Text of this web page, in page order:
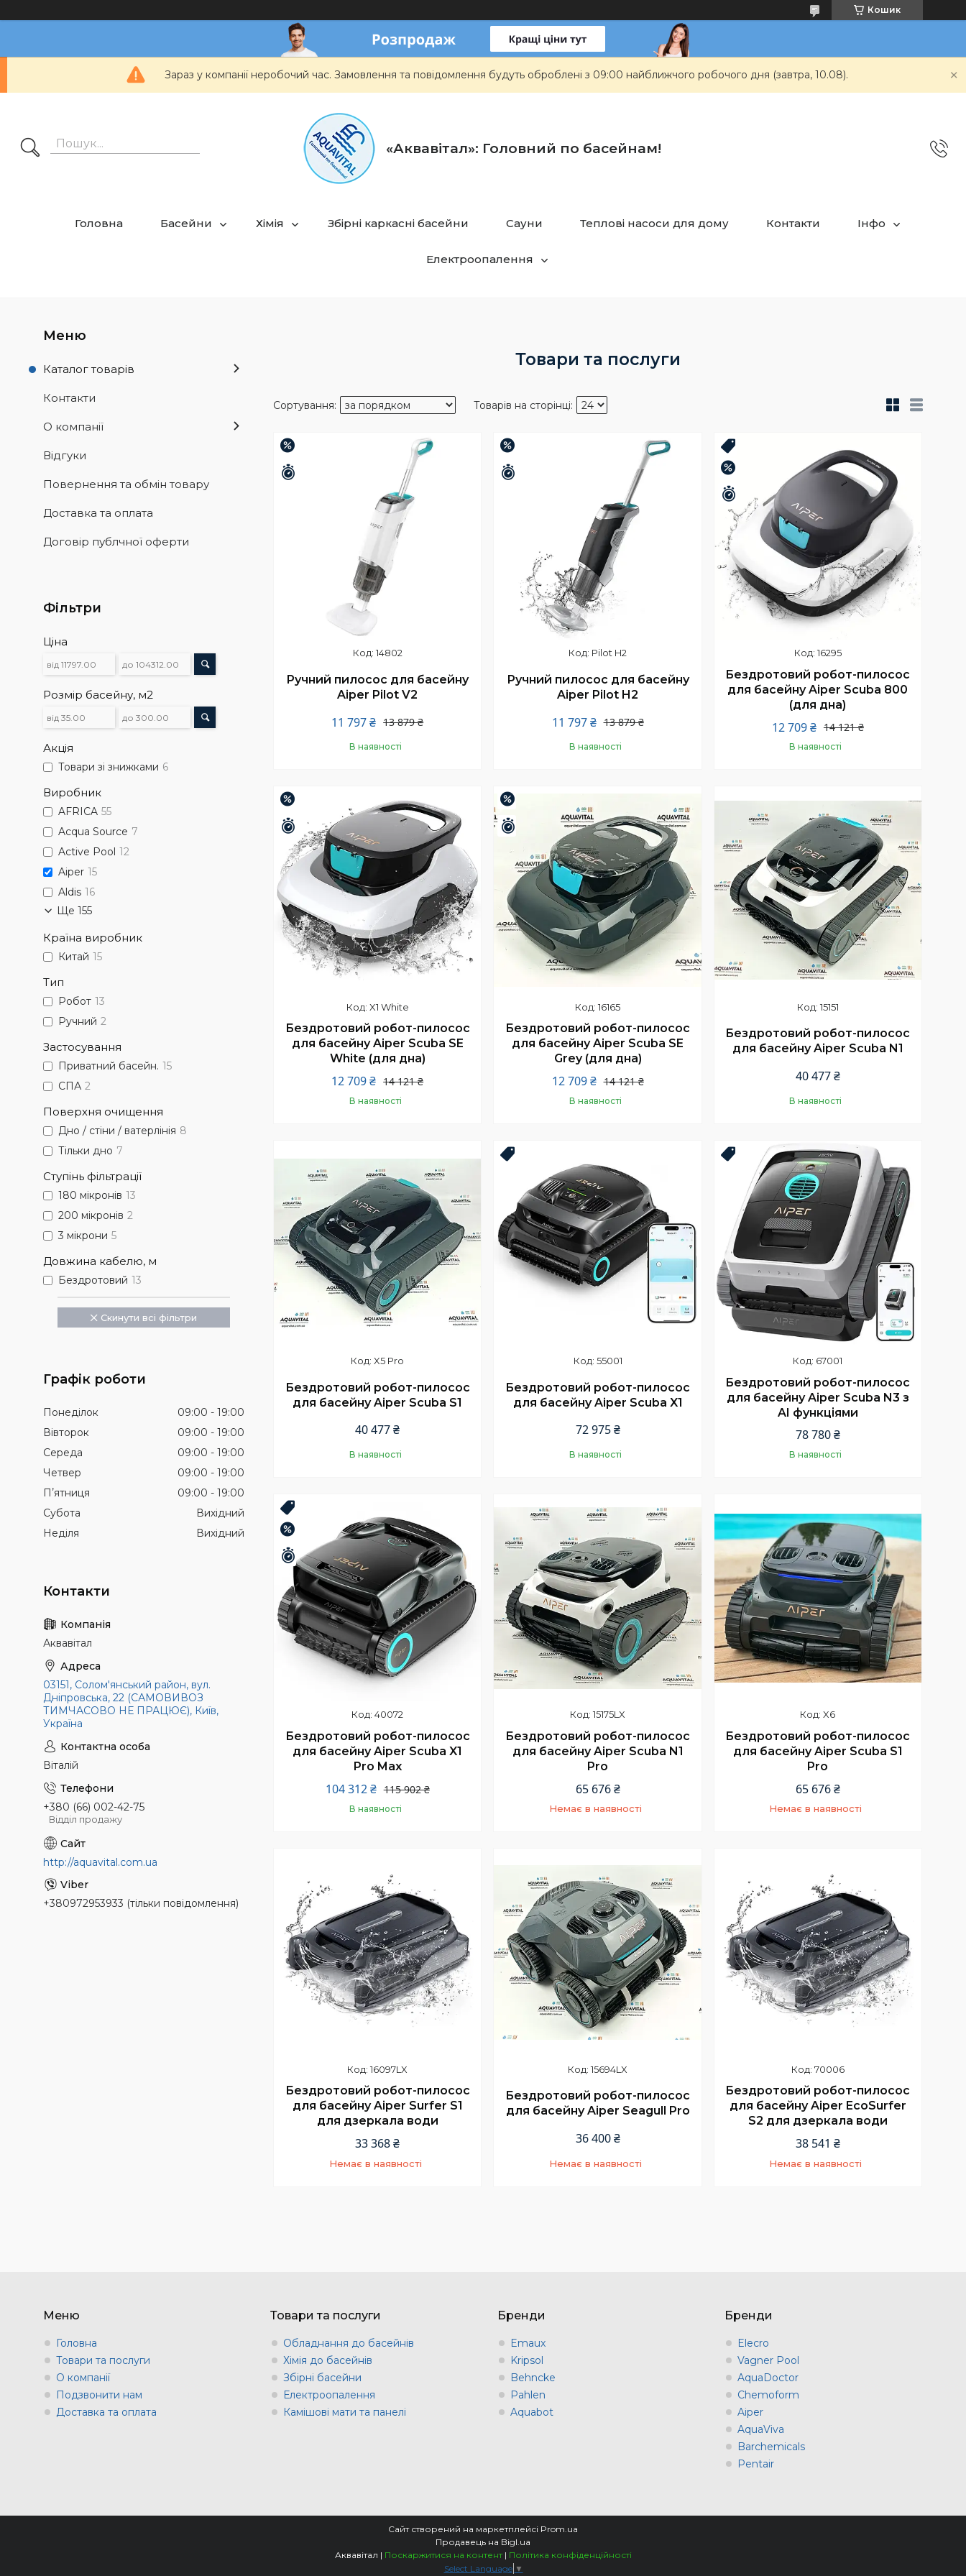
Кошик
Зараз у компанії неробочий час. Замовлення та повідомлення будуть оброблені з 09:00 найближчого робочого дня (завтра, 10.08).
«Аквавітал»: Головний по басейнам!
Головна Басейни Хімія Збірні каркасні басейни Сауни Теплові насоси для дому Контакти Інфо
Електроопалення
Товари та послуги
14802
Ручний пилосос для басейну
Aiper Pilot V2
13 879 ₴
11 797 ₴
В наявності
Pilot H2
Ручний пилосос для басейну
Aiper Pilot H2
13 879 ₴
11 797 ₴
В наявності
Залишилось 23 дні
16295
Бездротовий робот-пилосос
для басейну Aiper Scuba 800
(для дна)
14 121 ₴
12 709 ₴
В наявності
Залишилось 23 дні
X1 White
Бездротовий робот-пилосос
для басейну Aiper Scuba SE
White (для дна)
14 121 ₴
12 709 ₴
В наявності
Залишилось 23 дні
16165
Бездротовий робот-пилосос
для басейну Aiper Scuba SE
Grey (для дна)
14 121 ₴
12 709 ₴
В наявності
15151
Бездротовий робот-пилосос
для басейну Aiper Scuba N1
40 477 ₴
В наявності
X5 Pro
Бездротовий робот-пилосос
для басейну Aiper Scuba S1
40 477 ₴
В наявності
55001
Бездротовий робот-пилосос
для басейну Aiper Scuba X1
72 975 ₴
В наявності
Новинка
67001
Бездротовий робот-пилосос
для басейну Aiper Scuba N3 з
AI функціями
78 780 ₴
В наявності
Залишилось 23 дні
40072
Бездротовий робот-пилосос
для басейну Aiper Scuba X1
Pro Max
115 902 ₴
104 312 ₴
В наявності
15175LX
Бездротовий робот-пилосос
для басейну Aiper Scuba N1
Pro
65 676 ₴
Немає в наявності
X6
Бездротовий робот-пилосос
для басейну Aiper Scuba S1
Pro
65 676 ₴
Немає в наявності
16097LX
Бездротовий робот-пилосос
для басейну Aiper Surfer S1
для дзеркала води
33 368 ₴
Немає в наявності
15694LX
Бездротовий робот-пилосос
для басейну Aiper Seagull Pro
36 400 ₴
Немає в наявності
70006
Бездротовий робот-пилосос
для басейну Aiper EcoSurfer
S2 для дзеркала води
38 541 ₴
Немає в наявності
Каталог товарів
Контакти
О компанії
Відгуки
Повернення та обмін товару
Доставка та оплата
Договір публчної оферти
Фільтри
Ціна
Розмір басейну, м2
Акція
Товари зі знижками 6
Виробник
AFRICA 55
Acqua Source 7
Active Pool 12
Aiper 15
Aldis 16
Ще 155
Країна виробник
Китай 15
Тип
Робот 13
Ручний 2
Застосування
Приватний басейн. 15
СПА 2
Поверхня очищення
Дно / стіни / ватерлінія 8
Тільки дно 7
Ступінь фільтрації
180 мікронів 13
200 мікронів 2
3 мікрони 5
Довжина кабелю, м
Бездротовий 13
Скинути всі фільтри
Графік роботи
Понеділок 09:00
19:00
Вівторок
09:00
19:00
Середа
09:00
19:00
Четвер
09:00
19:00
Пʼятниця
09:00
19:00
Субота
Вихідний
Неділя
Вихідний
Аквавітал
03151, Солом'янський район, вул.
Дніпровська, 22 (САМОВИВОЗ
ТИМЧАСОВО НЕ ПРАЦЮЄ), Київ,
Україна
Віталій
+380 (66) 002-42-75
Відділ продажу
http://aquavital.com.ua
+380972953933 (тільки повідомлення)
Меню
Головна
Товари та послуги
О компанії
Подзвонити нам
Доставка та оплата
Товари та послуги
Обладнання до басейнів
Хімія до басейнів
Збірні басейни
Електроопалення
Камішові мати та панелі
Бренди
Emaux
Kripsol
Behncke
Pahlen
Aquabot
Бренди
Elecro
Vagner Pool
AquaDoctor
Chemoform
Aiper
AquaViva
Barchemicals
Pentair
Сайт створений на маркетплейсі Prom.ua
Продавець на Bigl.ua
Аквавітал | Поскаржитися на контент | Політика конфіденційності
Select Language ▼